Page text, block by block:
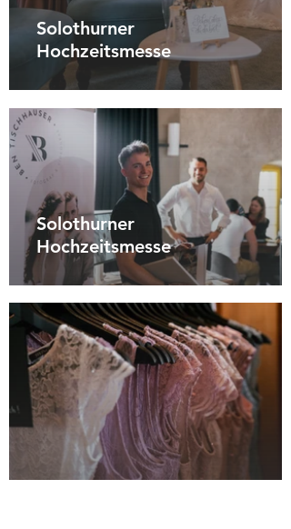
Solothurner
Hochzeitsmesse
Solothurner
Hochzeitsmesse